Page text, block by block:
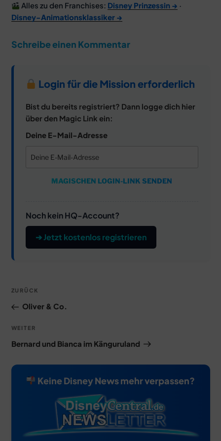
Alles zu den Franchises: Disney Prinzessin → ·
Disney-Animationsklassiker →
Schreibe einen Kommentar
Login für die Mission erforderlich
Bist du bereits registriert? Dann logge dich hier
über den Magic Link ein:
Deine E-Mail-Adresse
MAGISCHEN LOGIN-LINK SENDEN
Noch kein HQ-Account?
➔ Jetzt kostenlos registrieren
Beitragsnavigation
Vorheriger
Beitrag
ZURÜCK
Oliver & Co.
Nächster
Beitrag
WEITER
Bernard und Bianca im Känguruland
Keine Disney News mehr verpassen?